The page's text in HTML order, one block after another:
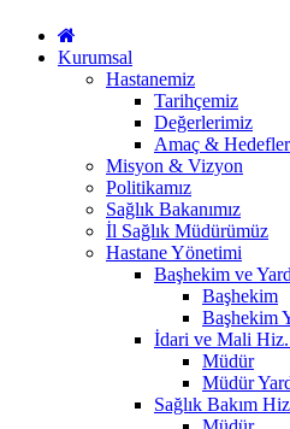
Kurumsal
Hastanemiz
Tarihçemiz
Değerlerimiz
Amaç &
Misyon & Vizyon
Politikamız
Sağlık Bakanımız
İl Sağlık Müdürümüz
Hastane Yönetimi
Başhekim ve
Başhekim
Başhekim
İdari ve Mali
Müdür
Müdür
Sağlık Bakım